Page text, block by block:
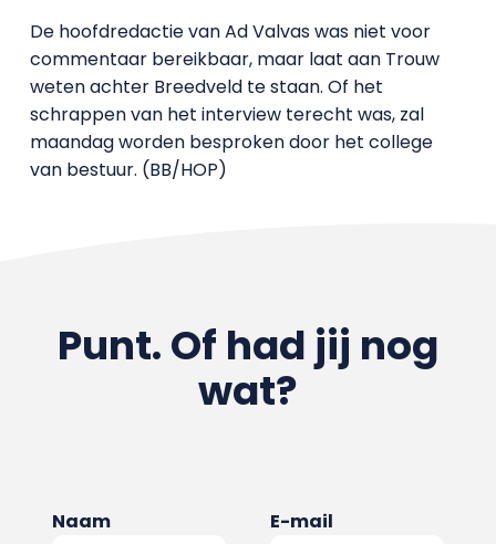
De hoofdredactie van Ad Valvas was niet voor
commentaar bereikbaar, maar laat aan Trouw
weten achter Breedveld te staan. Of het
schrappen van het interview terecht was, zal
maandag worden besproken door het college
van bestuur. (BB/HOP)
Punt. Of had jij nog
wat?
Naam E-mail